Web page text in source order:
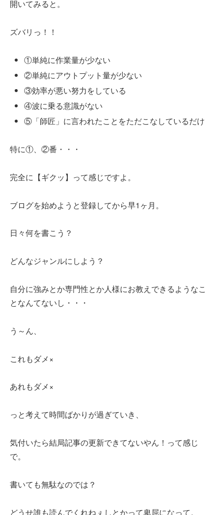
開いてみると。
ズバリっ！！
①単純に作業量が少ない
②単純にアウトプット量が少ない
③効率が悪い努力をしている
④波に乗る意識がない
⑤「師匠」に言われたことをただこなしているだけ
特に①、②番・・・
完全に【ギクッ】って感じですよ。
ブログを始めようと登録してから早1ヶ月。
日々何を書こう？
どんなジャンルにしよう？
自分に強みとか専門性とか人様にお教えできるようなこ
となんてないし・・・
う～ん、
これもダメ×
あれもダメ×
っと考えて時間ばかりが過ぎていき、
気付いたら結局記事の更新できてないやん！って感じ
で。
書いても無駄なのでは？
どうせ誰も読んでくれねぇしとかって卑屈になって。